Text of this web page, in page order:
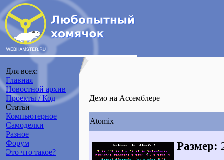
Для всех:
Главная
Новостной архив
Проекты / Код
Статьи
Компьютерное
Самоделки
Разное
Форум
Это что такое?
Демо на Ассемблере
Atomix
Размер: